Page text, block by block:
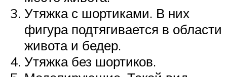
Утяжка с шортиками. В них
фигура подтягивается в области
живота и бедер.
Утяжка без шортиков.